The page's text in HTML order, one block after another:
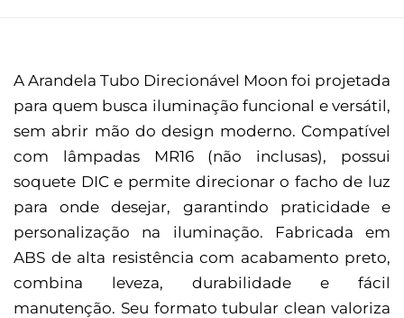
A Arandela Tubo Direcionável Moon foi projetada
para quem busca iluminação funcional e versátil,
sem abrir mão do design moderno. Compatível
com lâmpadas MR16 (não inclusas), possui
soquete DIC e permite direcionar o facho de luz
para onde desejar, garantindo praticidade e
personalização na iluminação. Fabricada em
ABS de alta resistência com acabamento preto,
combina leveza, durabilidade e fácil
manutenção. Seu formato tubular clean valoriza